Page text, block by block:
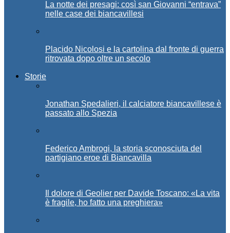
La notte dei presagi: così san Giovanni “entrava”
nelle case dei biancavillesi
Placido Nicolosi e la cartolina dal fronte di guerra
ritrovata dopo oltre un secolo
Storie
Jonathan Spedalieri, il calciatore biancavillese è
passato allo Spezia
Federico Ambrogi, la storia sconosciuta del
partigiano eroe di Biancavilla
Il dolore di Geolier per Davide Toscano: «La vita
è fragile, ho fatto una preghiera»